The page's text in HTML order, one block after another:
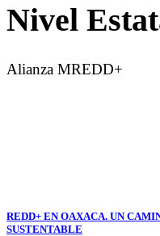
Nivel
Alianza MREDD+
REDD+ EN OAXACA. UN
SUSTENTABLE